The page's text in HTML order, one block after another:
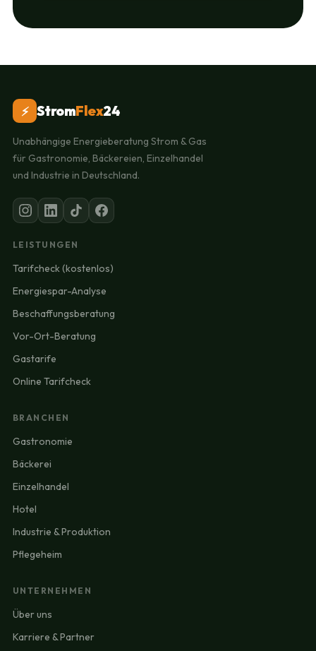
⚡ StromFlex24
Unabhängige Energieberatung Strom & Gas
für Gastronomie, Bäckereien, Einzelhandel
und Industrie in Deutschland.
LEISTUNGEN
Tarifcheck (kostenlos)
Energiespar-Analyse
Beschaffungsberatung
Vor-Ort-Beratung
Gastarife
Online Tarifcheck
BRANCHEN
Gastronomie
Bäckerei
Einzelhandel
Hotel
Industrie & Produktion
Pflegeheim
UNTERNEHMEN
Über uns
Karriere & Partner